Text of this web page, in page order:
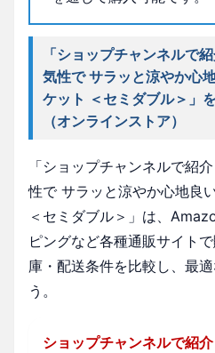
「ショップチャンネルで
気性で サラッと涼やか心
ケット ＜セミダブル＞」
（オンラインストア）
「ショップチャンネルで紹
性で サラッと涼やか心地良
＜セミダブル＞」は、
ピングなど各種通販サイト
庫・配送条件を比較し、最
う。
ショップチャンネルで紹